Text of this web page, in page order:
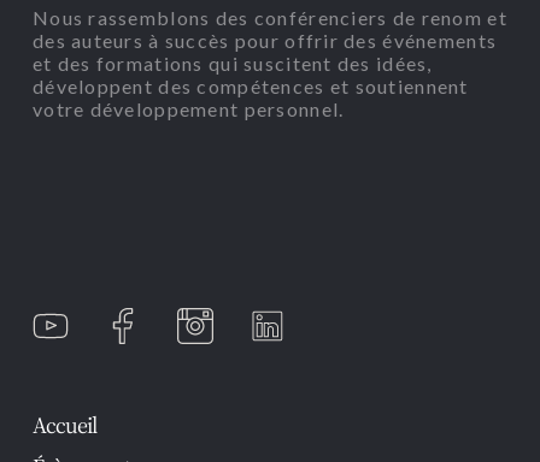
Nous rassemblons des conférenciers de renom et
des auteurs à succès pour offrir des événements
et des formations qui suscitent des idées,
développent des compétences et soutiennent
votre développement personnel.
Accueil